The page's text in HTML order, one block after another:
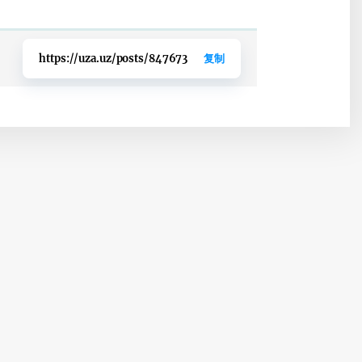
https://uza.uz/posts/847673 复制